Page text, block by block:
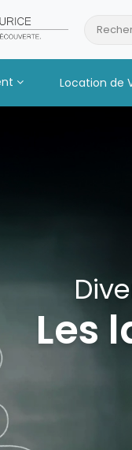
Location de
Les